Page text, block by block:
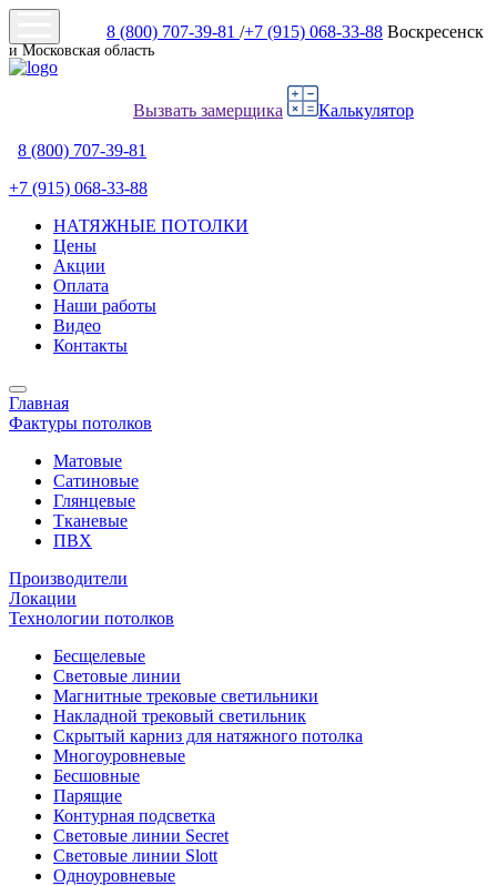
8 (800) 707-39-81 /+7 (915) 068-33-88 Воскресенск
и Московская область
Вызвать замерщика Калькулятор
8 (800) 707-39-81
+7 (915) 068-33-88
НАТЯЖНЫЕ ПОТОЛКИ
Цены
Акции
Оплата
Наши работы
Видео
Контакты
Главная
Фактуры потолков
Матовые
Сатиновые
Глянцевые
Тканевые
ПВХ
Производители
Локации
Технологии потолков
Бесщелевые
Световые линии
Магнитные трековые светильники
Накладной трековый светильник
Скрытый карниз для натяжного потолка
Многоуровневые
Бесшовные
Парящие
Контурная подсветка
Световые линии Secret
Световые линии Slott
Одноуровневые